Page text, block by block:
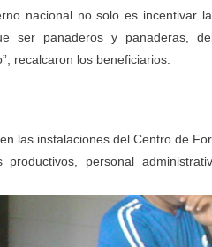
nacional no solo es incentivar
ser panaderos y panaderas,
recalcaron los beneficiarios.
las instalaciones del Centro de
productivos, personal